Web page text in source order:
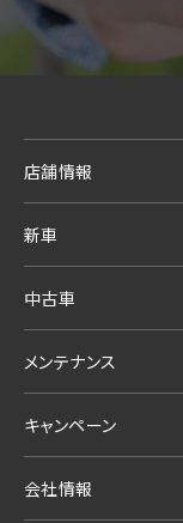
店舗情報
新車
中古車
メンテナンス
キャンペーン
会社情報